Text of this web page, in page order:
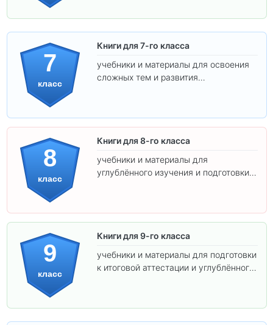
7
класс
Книги для 7-го класса
учебники и материалы для освоения
сложных тем и развития
8
класс
Книги для 8-го класса
учебники и материалы для
углублённого изучения и подготовки к
9
класс
Книги для 9-го класса
учебники и материалы для подготовки
к итоговой аттестации и углублённого